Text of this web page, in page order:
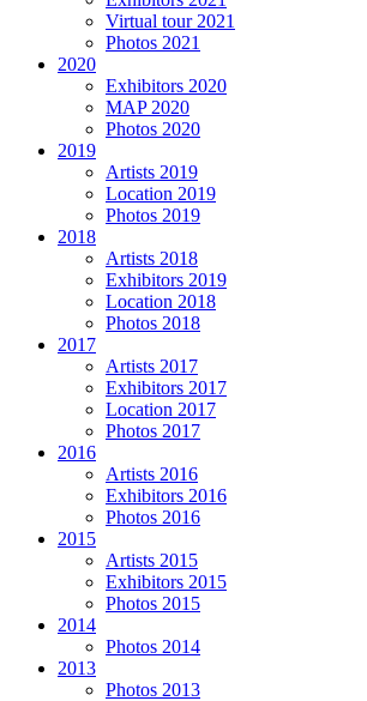
Virtual tour 2021
Photos 2021
2020
Exhibitors 2020
MAP 2020
Photos 2020
2019
Artists 2019
Location 2019
Photos 2019
2018
Artists 2018
Exhibitors 2019
Location 2018
Photos 2018
2017
Artists 2017
Exhibitors 2017
Location 2017
Photos 2017
2016
Artists 2016
Exhibitors 2016
Photos 2016
2015
Artists 2015
Exhibitors 2015
Photos 2015
2014
Photos 2014
2013
Photos 2013